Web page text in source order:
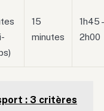
15
minutes
1h45
2h00
: 3 critères